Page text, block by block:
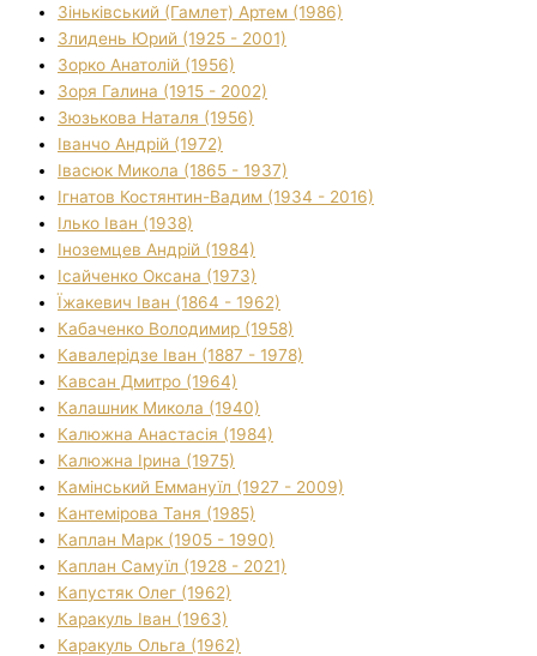
Зіньківський (Гамлет) Артем (1986)
Злидень Юрий (1925 - 2001)
Зорко Анатолій (1956)
Зоря Галина (1915 - 2002)
Зюзькова Наталя (1956)
Іванчо Андрій (1972)
Івасюк Микола (1865 - 1937)
Ігнатов Костянтин-Вадим (1934 - 2016)
Ілько Іван (1938)
Іноземцев Андрій (1984)
Ісайченко Оксана (1973)
Їжакевич Іван (1864 - 1962)
Кабаченко Володимир (1958)
Кавалерідзе Іван (1887 - 1978)
Кавсан Дмитро (1964)
Калашник Микола (1940)
Калюжна Анастасія (1984)
Калюжна Ірина (1975)
Камінський Еммануїл (1927 - 2009)
Кантемірова Таня (1985)
Каплан Марк (1905 - 1990)
Каплан Самуїл (1928 - 2021)
Капустяк Олег (1962)
Каракуль Іван (1963)
Каракуль Ольга (1962)